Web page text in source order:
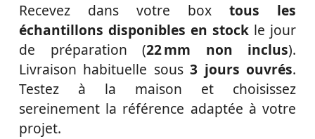
Recevez dans votre box tous les
échantillons disponibles en stock le jour
de préparation (22 mm non inclus).
Livraison habituelle sous3 jours ouvrés.
Testez à la maison et choisissez
sereinement la référence adaptée à votre
projet.